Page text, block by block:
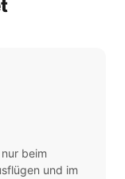
beim
und im